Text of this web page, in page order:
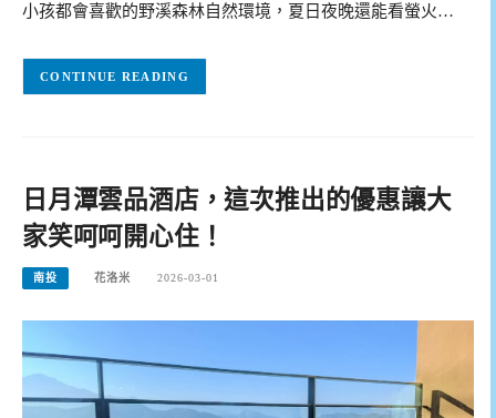
小孩都會喜歡的野溪森林自然環境，夏日夜晚還能看螢火…
CONTINUE READING
日月潭雲品酒店，這次推出的優惠讓大
家笑呵呵開心住！
南投 花洛米 2026-03-01